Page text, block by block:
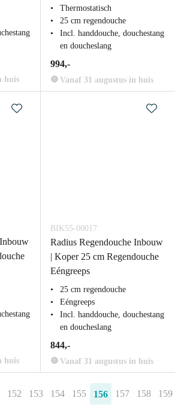
huis
Thermostatisch
25 cm regendouche
Incl. handdouche, douchestang
en doucheslang
994,-
Vanaf 31 augustus in huis
huis
BIK55-00017
Radius Regendouche Inbouw
| Koper 25 cm Regendouche
Eéngreeps
25 cm regendouche
Eéngreeps
Incl. handdouche, douchestang
en doucheslang
844,-
Vanaf 31 augustus in huis
152 153 154 155 156 157 158 159